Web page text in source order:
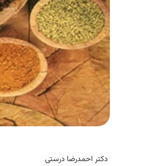
دکتر احمدرضا درستی